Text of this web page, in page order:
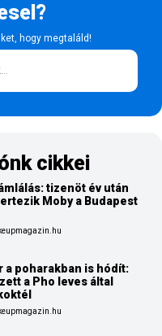
hogy megtaláld!
cikkei
tizenöt év után
Moby a Budapest
a poharakban is hódít:
a Pho leves által